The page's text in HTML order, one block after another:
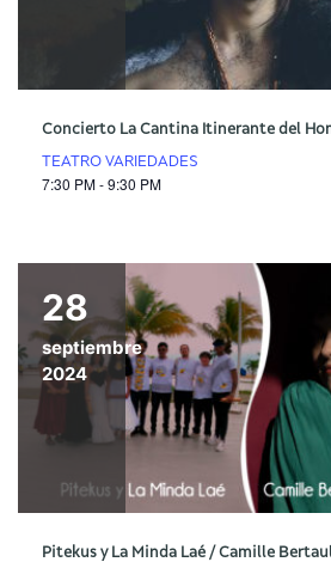
Concierto La Cantina Itinerante del
TEATRO VARIEDADES
7:30 PM - 9:30 PM
28
septiembre
2024
Pitekus y La Minda Laé / Camille